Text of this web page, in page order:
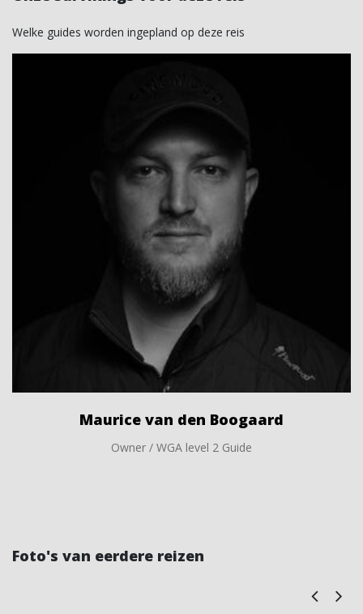
Welke guides worden ingepland op deze reis
Maurice van den Boogaard
Owner / WGA level 2 Guide
Foto's van eerdere reizen